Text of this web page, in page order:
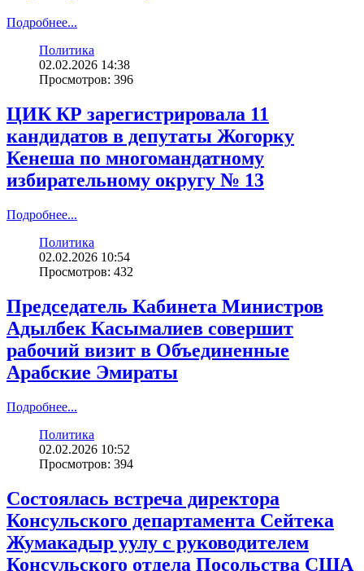
Подробнее...
Политика
02.02.2026 14:38
Просмотров: 396
ЦИК КР зарегистрировала 11
кандидатов в депутаты Жогорку
Кенеша по многомандатному
избирательному округу № 13
Подробнее...
Политика
02.02.2026 10:54
Просмотров: 432
Председатель Кабинета Министров
Адылбек Касымалиев совершит
рабочий визит в Объединенные
Арабские Эмираты
Подробнее...
Политика
02.02.2026 10:52
Просмотров: 394
Состоялась встреча директора
Консульского департамента Сейтека
Жумакадыр уулу с руководителем
Консульского отдела Посольства США